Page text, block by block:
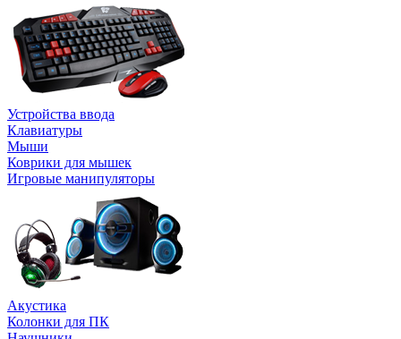
Устройства ввода
Клавиатуры
Мыши
Коврики для мышек
Игровые манипуляторы
Акустика
Колонки для ПК